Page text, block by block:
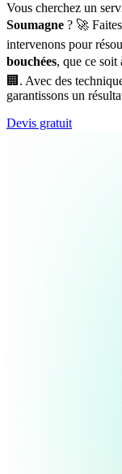
Vous cherchez un
Soumagne ? 🚀
intervenons pour
bouchées, que ce
🏢. Avec des
garantissons un
Devis gratuit